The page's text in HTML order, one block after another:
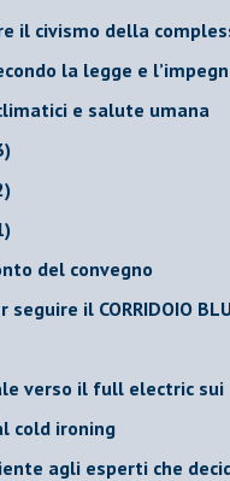
il civismo della
la legge e
e salute umana
del convegno
il CORRIDOIO
verso il full electric
cold ironing
agli esperti che